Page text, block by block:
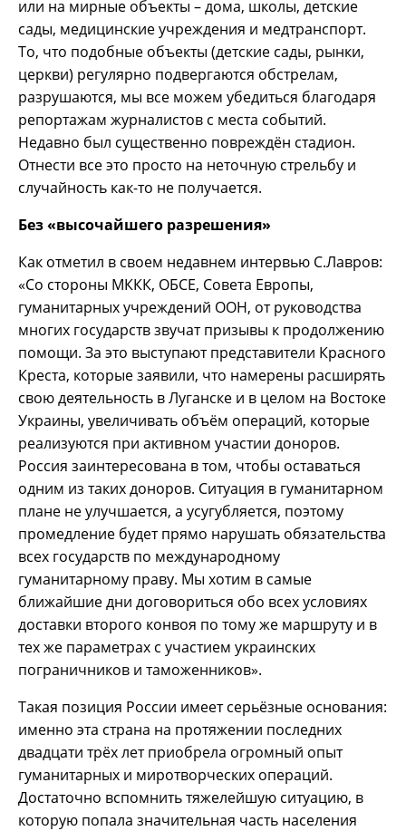
или на мирные объекты – дома, школы, детские
сады, медицинские учреждения и медтранспорт.
То, что подобные объекты (детские сады, рынки,
церкви) регулярно подвергаются обстрелам,
разрушаются, мы все можем убедиться благодаря
репортажам журналистов с места событий.
Недавно был существенно повреждён стадион.
Отнести все это просто на неточную стрельбу и
случайность как-то не получается.
Без «высочайшего разрешения»
Как отметил в своем недавнем интервью С.Лавров:
«Со стороны МККК, ОБСЕ, Совета Европы,
гуманитарных учреждений ООН, от руководства
многих государств звучат призывы к продолжению
помощи. За это выступают представители Красного
Креста, которые заявили, что намерены расширять
свою деятельность в Луганске и в целом на Востоке
Украины, увеличивать объём операций, которые
реализуются при активном участии доноров.
Россия заинтересована в том, чтобы оставаться
одним из таких доноров. Ситуация в гуманитарном
плане не улучшается, а усугубляется, поэтому
промедление будет прямо нарушать обязательства
всех государств по международному
гуманитарному праву. Мы хотим в самые
ближайшие дни договориться обо всех условиях
доставки второго конвоя по тому же маршруту и в
тех же параметрах с участием украинских
пограничников и таможенников».
Такая позиция России имеет серьёзные основания:
именно эта страна на протяжении последних
двадцати трёх лет приобрела огромный опыт
гуманитарных и миротворческих операций.
Достаточно вспомнить тяжелейшую ситуацию, в
которую попала значительная часть населения